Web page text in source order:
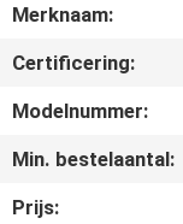
Merknaam:
Certificering:
Modelnummer:
Min. bestelaantal:
Prijs: